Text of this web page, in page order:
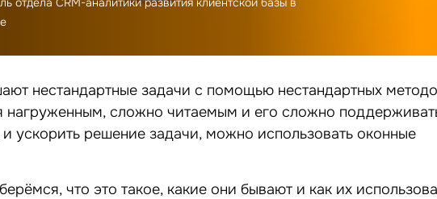
нестандартные задачи с помощью нестандартных
нагруженным, сложно читаемым и его сложно
ускорить решение задачи, можно использовать оконные
что это такое, какие они бывают и как их